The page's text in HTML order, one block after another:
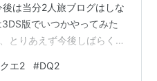
は当分2人旅ブログはしな
版でいつかやってみた
とりあえず今後しばらくは
ラヌールの町で発生するサ
エ2 #DQ2